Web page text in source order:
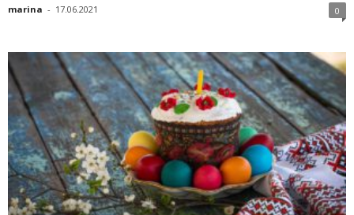
marina - 17.06.2021 0